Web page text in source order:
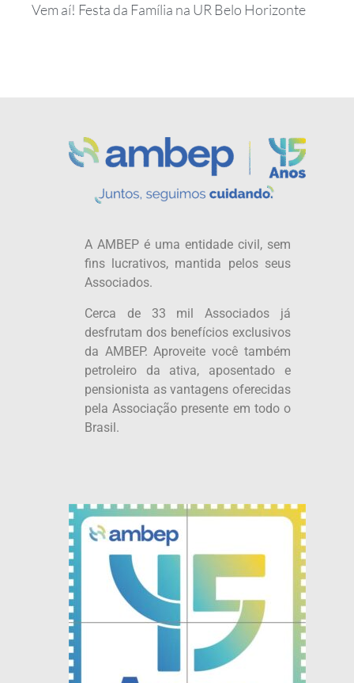
Vem aí! Festa da Família na UR Belo Horizonte
A AMBEP é uma entidade civil, sem
fins lucrativos, mantida pelos seus
Associados.
Cerca de 33 mil Associados já
desfrutam dos benefícios exclusivos
da AMBEP. Aproveite você também
petroleiro da ativa, aposentado e
pensionista as vantagens oferecidas
pela Associação presente em todo o
Brasil.